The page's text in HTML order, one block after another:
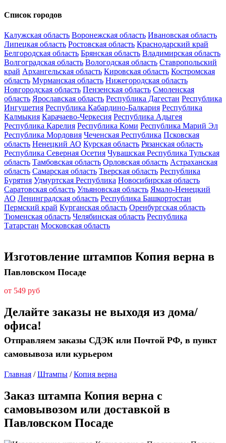
Список городов
Калужская область Воронежская область Ивановская область
Липецкая область Ростовская область Краснодарский край
Белгородская область Брянская область Владимирская область
Волгоградская область Вологодская область Ставропольский
край Архангельская область Кировская область Костромская
область Мурманская область Нижегородская область
Новгородская область Пензенская область Смоленская
область Ярославская область Республика Дагестан Республика
Ингушетия Республика Кабардино-Балкария Республика
Калмыкия Карачаево-Черкесия Республика Адыгея
Республика Карелия Республика Коми Республика Марий Эл
Республика Мордовия Чеченская Республика Псковская
область Ненецкий АО Курская область Рязанская область
Республика Северная Осетия Чувашская Республика Тульская
область Тамбовская область Орловская область Астраханская
область Самарская область Тверская область Республика
Бурятия Удмуртская Республика Новосибирская область
Саратовская область Ульяновская область Ямало-Ненецкий
АО Ленинградская область Республика Башкортостан
Пермский край Курганская область Оренбургская область
Тюменская область Челябинская область Республика
Татарстан Московская область
Изготовление штампов Копия верна в
Павловском Посаде
от 549 руб
Делайте заказы не выходя из дома/
офиса!
Отправляем заказы СДЭК или Почтой РФ, в пункт
самовывоза или курьером
Главная /Штампы /Копия верна
Заказ штампа Копия верна с
самовывозом или доставкой в
Павловском Посаде